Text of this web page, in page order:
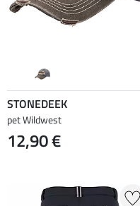
STONEDEEK
pet Wildwest
12,90 €